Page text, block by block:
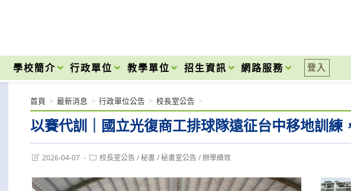
學校簡介 行政單位 教學單位 招生資訊 網路服務 登入
以賽代訓｜國立光復商工排球隊遠征台中移地訓練
首頁 > 最新消息 > 行政單位公告 > 校長室公告 >
Post2026-04-07
Post校長室公告 / 秘書 / 秘書室公告 / 辦學績效